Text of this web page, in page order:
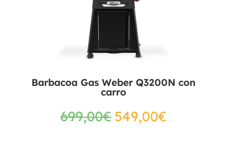
Barbacoa Gas Weber Q3200N con
carro
699,00€ 549,00€